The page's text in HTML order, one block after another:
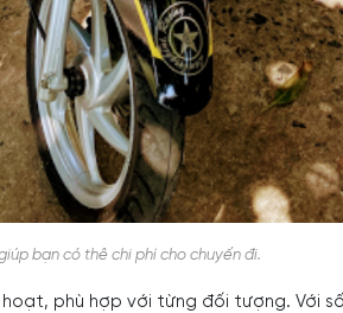
bạn có thê chi phí cho chuyến đi.
phù hợp với từng đối tượng. Với